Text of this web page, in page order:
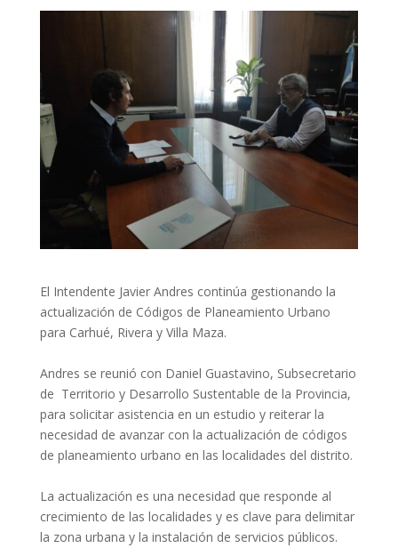
El Intendente Javier Andres continúa gestionando la
actualización de Códigos de Planeamiento Urbano
para Carhué, Rivera y Villa Maza.
Andres se reunió con Daniel Guastavino, Subsecretario
de Territorio y Desarrollo Sustentable de la Provincia,
para solicitar asistencia en un estudio y reiterar la
necesidad de avanzar con la actualización de códigos
de planeamiento urbano en las localidades del distrito.
La actualización es una necesidad que responde al
crecimiento de las localidades y es clave para delimitar
la zona urbana y la instalación de servicios públicos.